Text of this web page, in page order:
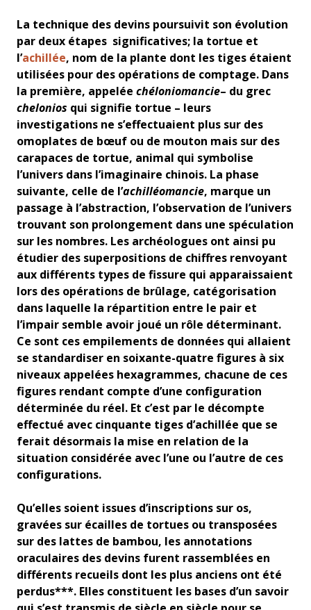
La technique des devins poursuivit son évolution
par deux étapes significatives; la tortue et
l’achillée, nom de la plante dont les tiges étaient
utilisées pour des opérations de comptage. Dans
la première, appelée chéloniomancie– du grec
chelonios qui signifie tortue – leurs
investigations ne s’effectuaient plus sur des
omoplates de bœuf ou de mouton mais sur des
carapaces de tortue, animal qui symbolise
l’univers dans l’imaginaire chinois. La phase
suivante, celle de l’achilléomancie, marque un
passage à l’abstraction, l’observation de l’univers
trouvant son prolongement dans une spéculation
sur les nombres. Les archéologues ont ainsi pu
étudier des superpositions de chiffres renvoyant
aux différents types de fissure qui apparaissaient
lors des opérations de brûlage, catégorisation
dans laquelle la répartition entre le pair et
l’impair semble avoir joué un rôle déterminant.
Ce sont ces empilements de données qui allaient
se standardiser en soixante-quatre figures à six
niveaux appelées hexagrammes, chacune de ces
figures rendant compte d’une configuration
déterminée du réel. Et c’est par le décompte
effectué avec cinquante tiges d’achillée que se
ferait désormais la mise en relation de la
situation considérée avec l’une ou l’autre de ces
configurations.
Qu’elles soient issues d’inscriptions sur os,
gravées sur écailles de tortues ou transposées
sur des lattes de bambou, les annotations
oraculaires des devins furent rassemblées en
différents recueils dont les plus anciens ont été
perdus***. Elles constituent les bases d’un savoir